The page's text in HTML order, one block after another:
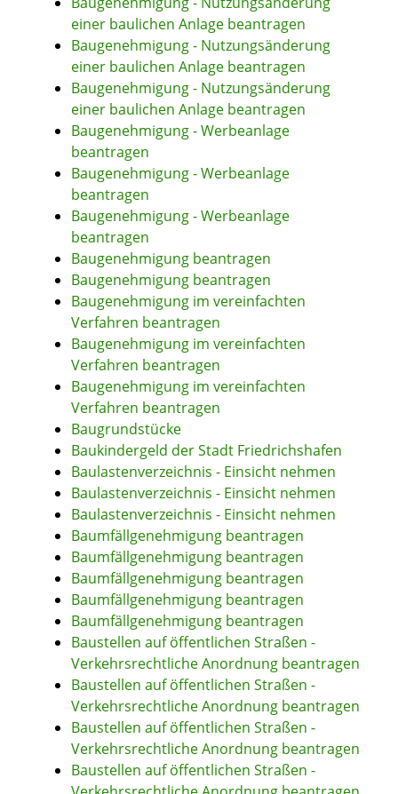
einer baulichen Anlage beantragen
Baugenehmigung - Nutzungsänderung
einer baulichen Anlage beantragen
Baugenehmigung - Nutzungsänderung
einer baulichen Anlage beantragen
Baugenehmigung - Werbeanlage
beantragen
Baugenehmigung - Werbeanlage
beantragen
Baugenehmigung - Werbeanlage
beantragen
Baugenehmigung beantragen
Baugenehmigung beantragen
Baugenehmigung im vereinfachten
Verfahren beantragen
Baugenehmigung im vereinfachten
Verfahren beantragen
Baugenehmigung im vereinfachten
Verfahren beantragen
Baugrundstücke
Baukindergeld der Stadt Friedrichshafen
Baulastenverzeichnis - Einsicht nehmen
Baulastenverzeichnis - Einsicht nehmen
Baulastenverzeichnis - Einsicht nehmen
Baumfällgenehmigung beantragen
Baumfällgenehmigung beantragen
Baumfällgenehmigung beantragen
Baumfällgenehmigung beantragen
Baumfällgenehmigung beantragen
Baustellen auf öffentlichen Straßen -
Verkehrsrechtliche Anordnung beantragen
Baustellen auf öffentlichen Straßen -
Verkehrsrechtliche Anordnung beantragen
Baustellen auf öffentlichen Straßen -
Verkehrsrechtliche Anordnung beantragen
Baustellen auf öffentlichen Straßen -